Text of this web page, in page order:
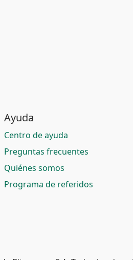
Ayuda
Centro de ayuda
Preguntas frecuentes
Quiénes somos
Programa de referidos